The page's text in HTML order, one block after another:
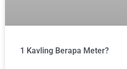
1 Kavling Berapa Meter?